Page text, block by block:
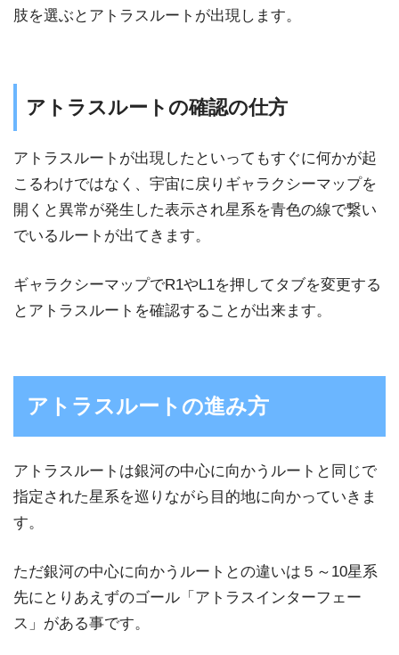
肢を選ぶとアトラスルートが出現します。
アトラスルートの確認の仕方
アトラスルートが出現したといってもすぐに何かが起
こるわけではなく、宇宙に戻りギャラクシーマップを
開くと異常が発生した表示され星系を青色の線で繋い
でいるルートが出てきます。
ギャラクシーマップでR1やL1を押してタブを変更する
とアトラスルートを確認することが出来ます。
アトラスルートの進み方
アトラスルートは銀河の中心に向かうルートと同じで
指定された星系を巡りながら目的地に向かっていきま
す。
ただ銀河の中心に向かうルートとの違いは５～10星系
先にとりあえずのゴール「アトラスインターフェー
ス」がある事です。